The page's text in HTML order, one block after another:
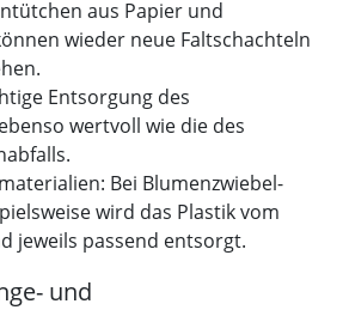
aus Papier und
wieder neue Faltschachteln
Entsorgung des
wertvoll wie die des
Bei Blumenzwiebel-
wird das Plastik vom
jeweils passend entsorgt.
und